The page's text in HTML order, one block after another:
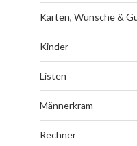
Karten, Wünsche &
Kinder
Listen
Männerkram
Rechner